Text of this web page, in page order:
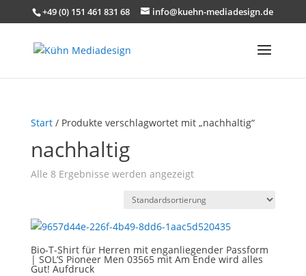
+49 (0) 151 461 831 68 info@kuehn-mediadesign.de
Start/ Produkte verschlagwortet mit „nachhaltig“
nachhaltig
Alle 8 Ergebnisse werden angezeigt
Bio-T-Shirt für Herren mit enganliegender Passform
| SOL’S Pioneer Men 03565 mit Am Ende wird alles
Gut! Aufdruck